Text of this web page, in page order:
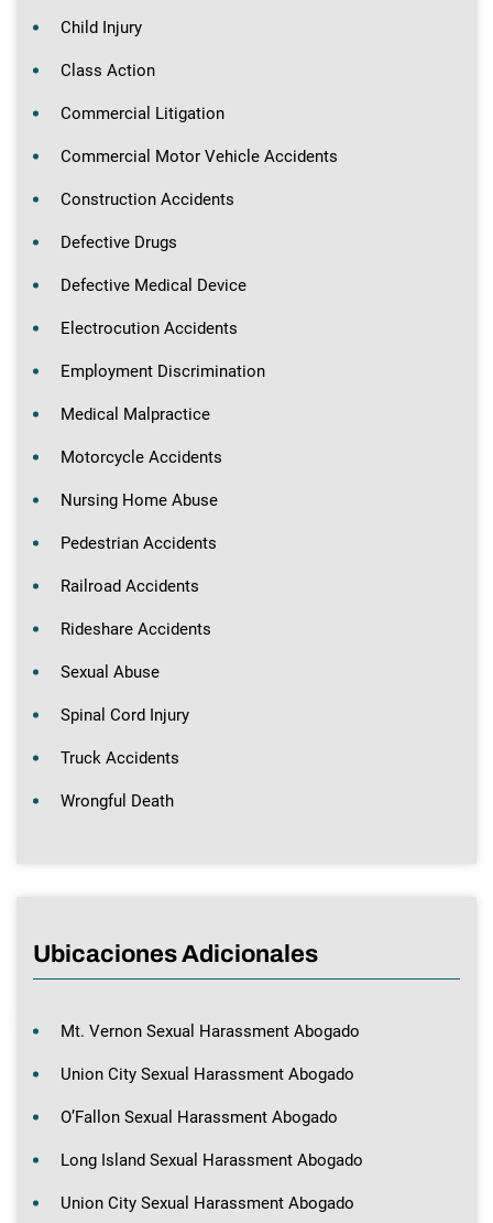
Child Injury
Class Action
Commercial Litigation
Commercial Motor Vehicle Accidents
Construction Accidents
Defective Drugs
Defective Medical Device
Electrocution Accidents
Employment Discrimination
Medical Malpractice
Motorcycle Accidents
Nursing Home Abuse
Pedestrian Accidents
Railroad Accidents
Rideshare Accidents
Sexual Abuse
Spinal Cord Injury
Truck Accidents
Wrongful Death
Ubicaciones Adicionales
Mt. Vernon Sexual Harassment Abogado
Union City Sexual Harassment Abogado
O’Fallon Sexual Harassment Abogado
Long Island Sexual Harassment Abogado
Union City Sexual Harassment Abogado